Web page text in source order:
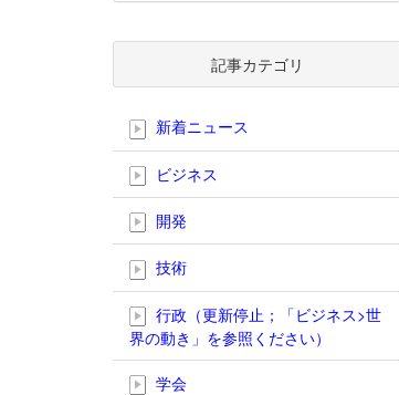
記事カテゴリ
新着ニュース
ビジネス
開発
技術
行政（更新停止；「ビジネス>世
界の動き」を参照ください）
学会